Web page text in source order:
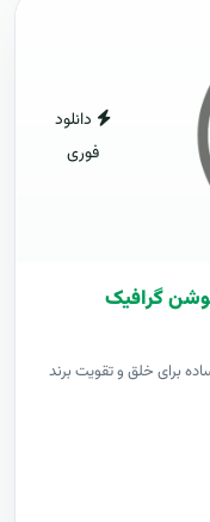
دانلود
فوری
برای خلق و تقویت برند